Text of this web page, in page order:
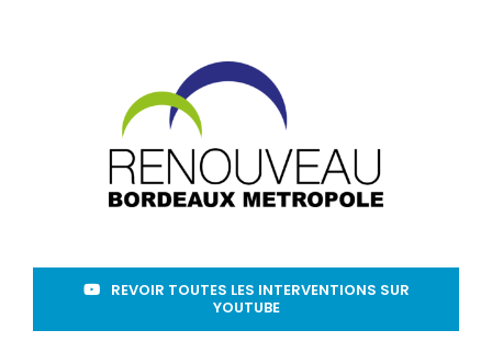
REVOIR TOUTES LES INTERVENTIONS SUR
YOUTUBE